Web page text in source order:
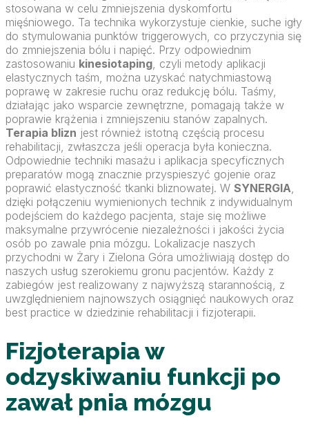
stosowana w celu zmniejszenia dyskomfortu
mięśniowego. Ta technika wykorzystuje cienkie, suche igły
do stymulowania punktów triggerowych, co przyczynia się
do zmniejszenia bólu i napięć. Przy odpowiednim
zastosowaniu kinesiotaping , czyli metody aplikacji
elastycznych taśm, można uzyskać natychmiastową
poprawę w zakresie ruchu oraz redukcję bólu. Taśmy,
działając jako wsparcie zewnętrzne, pomagają także w
poprawie krążenia i zmniejszeniu stanów zapalnych.
Terapia blizn jest również istotną częścią procesu
rehabilitacji, zwłaszcza jeśli operacja była konieczna.
Odpowiednie techniki masażu i aplikacja specyficznych
preparatów mogą znacznie przyspieszyć gojenie oraz
poprawić elastyczność tkanki bliznowatej. W SYNERGIA
dzięki połączeniu wymienionych technik z indywidualnym
podejściem do każdego pacjenta, staje się możliwe
maksymalne przywrócenie niezależności i jakości życia
osób po zawale pnia mózgu. Lokalizacje naszych
przychodni w Żary i Zielona Góra umożliwiają dostęp do
naszych usług szerokiemu gronu pacjentów. Każdy z
zabiegów jest realizowany z najwyższą starannością, z
uwzględnieniem najnowszych osiągnięć naukowych oraz
best practice w dziedzinie rehabilitacji i fizjoterapii.
Fizjoterapia w
odzyskiwaniu funkcji po
zawał pnia mózgu